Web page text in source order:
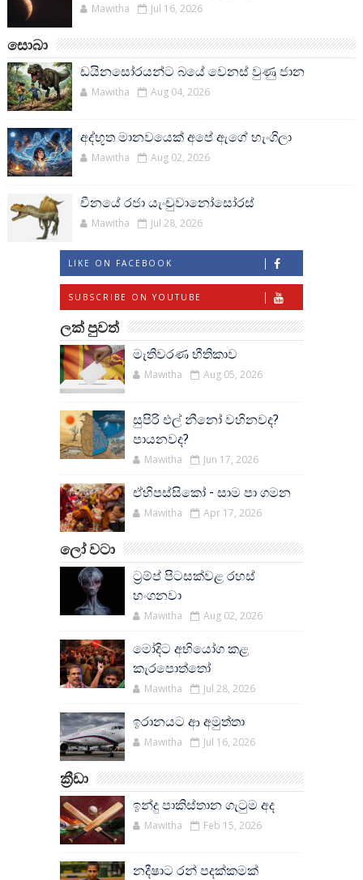
Mawitha Jul 16, 2026
සොබා
ඩයිනසෝරයන්ට බයේ වෙනස් වුණු ජාන
Mawitha Aug 04, 2026
අද්භූත මානවයෙක් අපේ ඇගේ හැංගිලා
Mawitha Aug 02, 2026
චීනයේ රජා යැංචුවානෝසෝරස්
Mawitha Jul 28, 2026
LIKE ON FACEBOOK
SUBSCRIBE ON YOUTUBE
ලක් පුවත්
මැතිවරණ භීතිකාව
Mawitha Aug 05, 2026
සුපිරි එල් නීනෝ වහිනවද?
පායනවද?
Mawitha Jun 17, 2026
ඒහිපස්සිකෝ - සාම පා ගමන
Mawitha Apr 17, 2026
ලෝ වටා
ට්‍රම්ප් පිටසක්වළ රහස්
හංගනවා
Mawitha Aug 02, 2026
මෝදිට අභියෝග කළ
කැරපොත්තෝ
Mawitha Jul 28, 2026
ඉරානයට ආ අමුත්තා
Mawitha Jul 16, 2026
ක්‍රීඩා
ඉන්දු පාකිස්තාන ගැටුම අද
Mawitha Feb 15, 2026
නදීෂාට රන් පදක්කමක්